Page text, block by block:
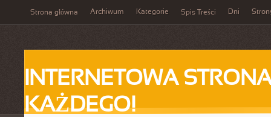
Strona główna Archiwum Kategorie Spis Treści Dni
INTERNETOWA
KAŻDEGO!